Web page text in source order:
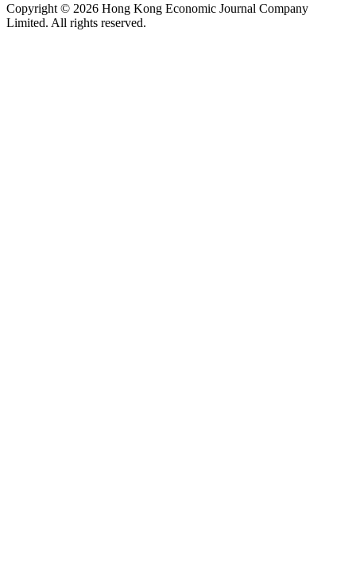
Copyright © 2026 Hong Kong Economic Journal Company
Limited. All rights reserved.